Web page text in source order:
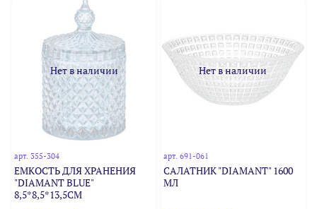
Нет в наличии
арт.355-304
ЕМКОСТЬ ДЛЯ ХРАНЕНИЯ
"DIAMANT BLUE"
8,5*8,5*13,5СМ
Нет в наличии
арт. 691-061
САЛАТНИК "DIAMANT" 1600
МЛ